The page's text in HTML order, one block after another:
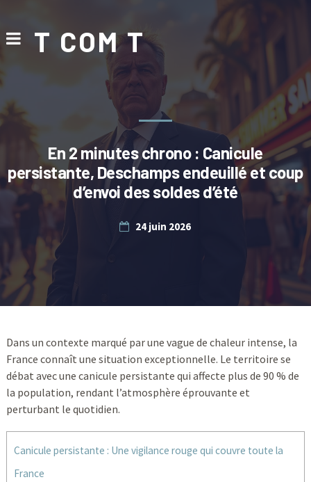
T COM T
En 2 minutes chrono : Canicule
persistante, Deschamps endeuillé et coup
d’envoi des soldes d’été
24 juin 2026
Dans un contexte marqué par une vague de chaleur intense, la
France connaît une situation exceptionnelle. Le territoire se
débat avec une canicule persistante qui affecte plus de 90 % de
la population, rendant l’atmosphère éprouvante et
perturbant le quotidien.
Canicule persistante : Une vigilance rouge qui couvre toute la
France